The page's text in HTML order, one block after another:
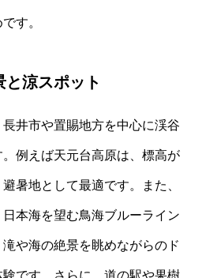
す。
と涼スポット
井市や置賜地方を中心に渓谷
例えば天元台高原は、標高が
暑地として最適です。また、
本海を望む鳥海ブルーライン
や海の絶景を眺めながらのド
です。さらに、道の駅や果樹